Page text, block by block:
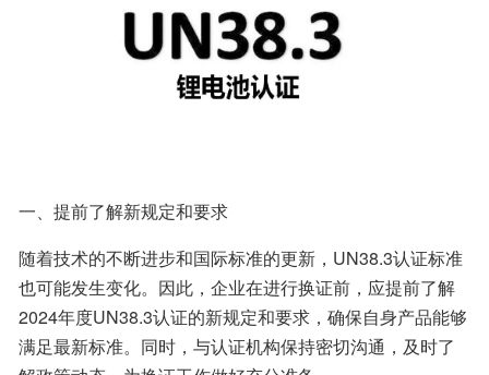
一、提前了解新规定和要求
随着技术的不断进步和国际标准的更新，UN38.3认证标准
也可能发生变化。因此，企业在进行换证前，应提前了解
2024年度UN38.3认证的新规定和要求，确保自身产品能够
满足最新标准。同时，与认证机构保持密切沟通，及时了